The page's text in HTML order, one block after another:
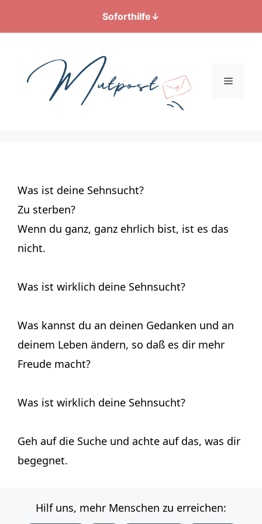
Soforthilfe↓
springen
Menü
Was ist deine Sehnsucht?
Zu sterben?
Wenn du ganz, ganz ehrlich bist, ist es das
nicht.
Was ist wirklich deine Sehnsucht?
Was kannst du an deinen Gedanken und an
deinem Leben ändern, so daß es dir mehr
Freude macht?
Was ist wirklich deine Sehnsucht?
Geh auf die Suche und achte auf das, was dir
begegnet.
Hilf uns, mehr Menschen zu erreichen: